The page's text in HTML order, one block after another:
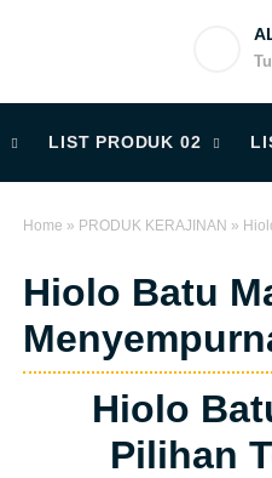
LIST PRODUK 02
Home » PRODUK KERAJINAN »
Hiolo Batu
Hiolo
Pilihan